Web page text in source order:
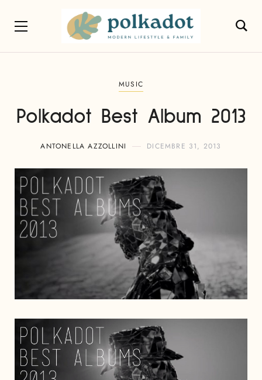
MUSIC
Polkadot Best Album 2013
ANTONELLA AZZOLLINI DICEMBRE 31, 2013